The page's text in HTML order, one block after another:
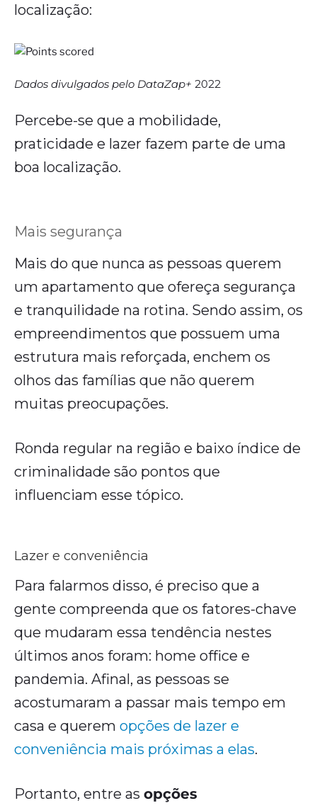
localização:
Dados divulgados pelo DataZap+ 2022
Percebe-se que a mobilidade,
praticidade e lazer fazem parte de uma
boa localização.
Mais segurança
Mais do que nunca as pessoas querem
um apartamento que ofereça segurança
e tranquilidade na rotina. Sendo assim, os
empreendimentos que possuem uma
estrutura mais reforçada, enchem os
olhos das famílias que não querem
muitas preocupações.
Ronda regular na região e baixo índice de
criminalidade são pontos que
influenciam esse tópico.
Lazer e conveniência
Para falarmos disso, é preciso que a
gente compreenda que os fatores-chave
que mudaram essa tendência nestes
últimos anos foram: home office e
pandemia. Afinal, as pessoas se
acostumaram a passar mais tempo em
casa e querem opções de lazer e
conveniência mais próximas a elas.
Portanto, entre as opções